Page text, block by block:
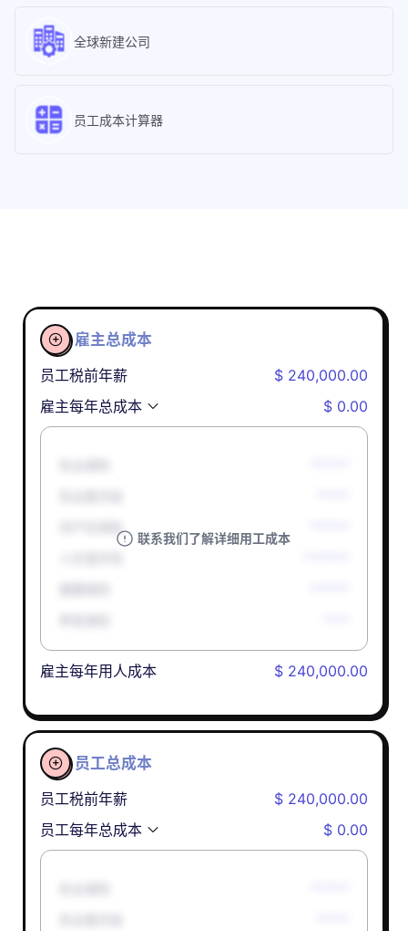
全球新建公司
员工成本计算器

雇主总成本
员工税前年薪
$ 240,000.00
雇主每年总成本
$ 0.00
联系我们了解详细用工成本
孕产妇津贴
雇主每年用人成本 $ 240,000.00

员工总成本
员工税前年薪
$ 240,000.00
员工每年总成本
$ 0.00